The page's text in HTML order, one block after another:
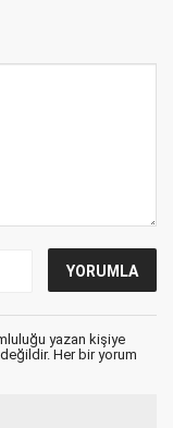
yazan kişiye
Her bir yorum